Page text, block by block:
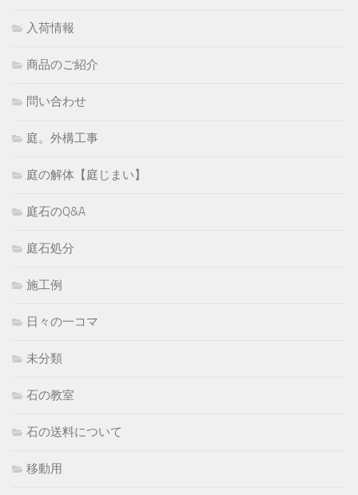
入荷情報
商品のご紹介
問い合わせ
庭。外構工事
庭の解体【庭じまい】
庭石のQ&A
庭石処分
施工例
日々の一コマ
未分類
石の教室
石の送料について
移動用